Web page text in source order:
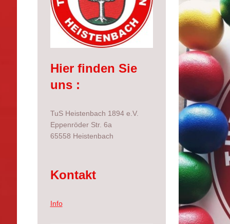
Hier finden Sie
uns :
TuS Heistenbach 1894 e.V.
Eppenröder Str. 6a
65558 Heistenbach
Kontakt
Info